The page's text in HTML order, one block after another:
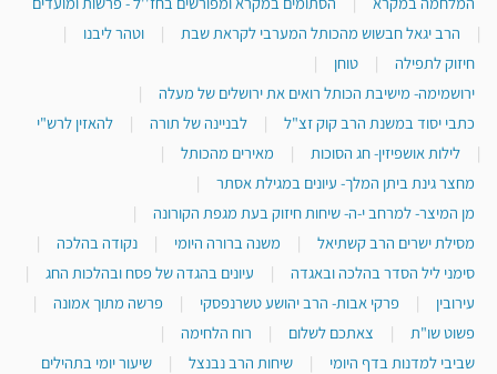
|
הרב יגאל חבשוש מהכותל המערבי לקראת שבת | וטהר ליבנו
|
חיזוק לתפילה
| טוחן
|
ירושמימה- מישיבת הכותל רואים את ירושלים של מעלה
|
כתבי יסוד במשנת הרב קוק זצ"ל
| לבניינה של תורה |
להאזין לרש"י
|
לילות אושפיזין- חג הסוכות | מאירים מהכותל
|
מחצר גינת ביתן המלך- עיונים במגילת אסתר
|
מן המיצר- למרחב י-ה- שיחות חיזוק בעת מגפת הקורונה
|
מסילת ישרים הרב קשתיאל
| משנה ברורה היומי | נקודה בהלכה
|
סימני ליל הסדר בהלכה ובאגדה
| עיונים בהגדה של פסח ובהלכות החג
|
עירובין
| פרקי אבות- הרב יהושע טשרנפסקי | פרשה מתוך אמונה
|
פשוט שו"ת
| צאתכם לשלום | רוח הלחימה
|
שביבי למדנות בדף היומי
| שיחות הרב נבנצל |
שיעור יומי בתהילים